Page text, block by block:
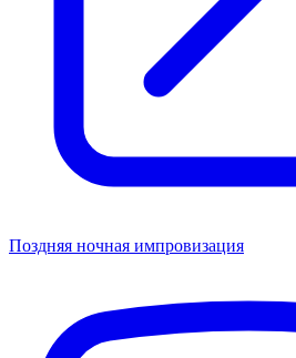
Поздняя ночная импровизация